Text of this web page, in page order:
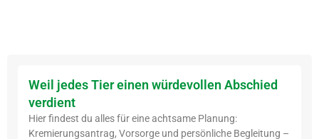
Weil jedes Tier einen würdevollen Abschied
verdient
Hier findest du alles für eine achtsame Planung:
Kremierungsantrag, Vorsorge und persönliche Begleitung –